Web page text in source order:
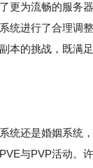
更为流畅的服务
统进行了合理调
本的挑战，既满
统还是婚姻系统
与PVP活动。